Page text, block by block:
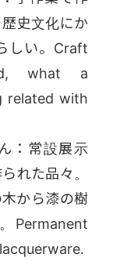
史文化にか
しい。Craft
what a
related with
：常設展示
れた品々。
から漆の樹
Permanent